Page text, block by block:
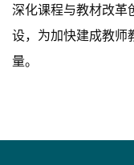
深化课程与教材改革
设，为加快建成教师
量。